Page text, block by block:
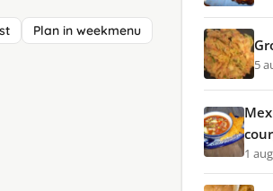
Plan in weekmenu
5
1